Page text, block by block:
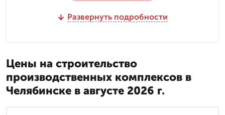
Развернуть подробности
Цены на строительство
производственных комплексов в
Челябинске в августе 2026 г.